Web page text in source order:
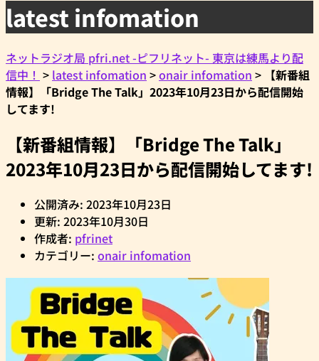
latest infomation
ネットラジオ局 pfri.net -ピフリネット- 東京は練馬より配
信中！ > latest infomation >onair infomation > 【新番組
情報】「Bridge The Talk」2023年10月23日から配信開始
してます!
【新番組情報】「Bridge The Talk」
2023年10月23日から配信開始してます!
公開済み: 2023年10月23日
更新: 2023年10月30日
作成者: pfrinet
カテゴリー: onair infomation